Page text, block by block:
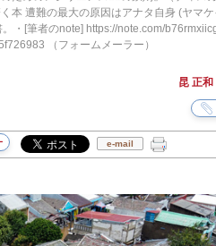
本 遭難の最大の原因はアナタ自身 (ヤマ
・[筆者のnote] https://note.com/
（フォームメーラー）
昆 正
e-mail